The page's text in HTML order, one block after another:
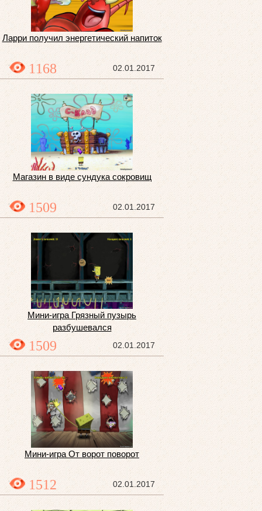
Ларри получил энергетический напиток
02.01.2017
1168
Магазин в виде сундука сокровищ
02.01.2017
1509
Мини-игра Грязный пузырь
разбушевался
02.01.2017
1509
Мини-игра От ворот поворот
02.01.2017
1512